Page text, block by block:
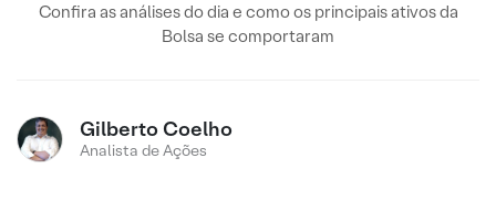
Confira as análises do dia e como os principais ativos da
Bolsa se comportaram
Gilberto Coelho
Analista de Ações